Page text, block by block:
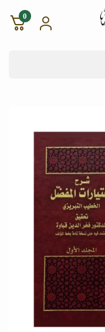
الأسدية للنشر
0